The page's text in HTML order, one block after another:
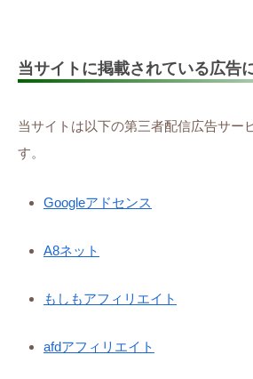
当サイトに掲載されている広告
当サイトは以下の第三者配信広告サー
す。
Googleアドセンス
A8ネット
もしもアフィリエイト
afdアフィリエイト